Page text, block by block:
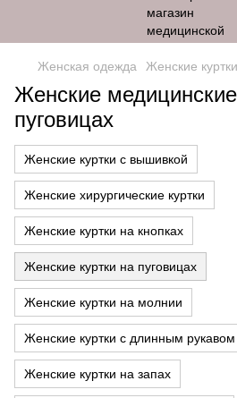
Женская одежда Женские куртки
Женские
пуговицах
Женские куртки с вышивкой
Женские хирургические куртки
Женские куртки на кнопках
Женские куртки на пуговицах
Женские куртки на молнии
Женские куртки с длинным рукавом
Женские куртки на запах